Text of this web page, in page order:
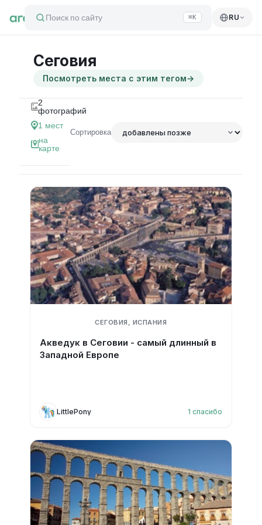
Поиск по сайту ⌘K RU
Сеговия
Посмотреть места с этим тегом→
2
фотографий
1 мест
на
карте
Сортировка
СЕГОВИЯ, ИСПАНИЯ
Акведук в Сеговии - самый длинный в
Западной Европе
LittlePony 1 спасибо